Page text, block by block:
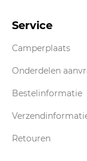
Service
Camperplaats
Onderdelen
Bestelinformatie
Retouren